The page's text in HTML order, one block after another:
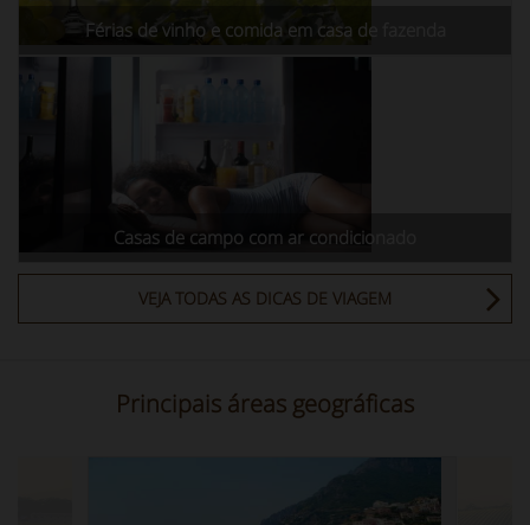
Férias de vinho e comida em casa de fazenda
Casas de campo com ar condicionado
VEJA TODAS AS DICAS DE VIAGEM
Principais áreas geográficas